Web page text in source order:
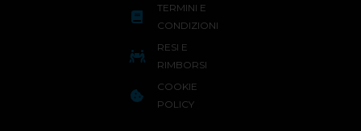
TERMINI E
CONDIZIONI
RESI E
RIMBORSI
COOKIE
POLICY